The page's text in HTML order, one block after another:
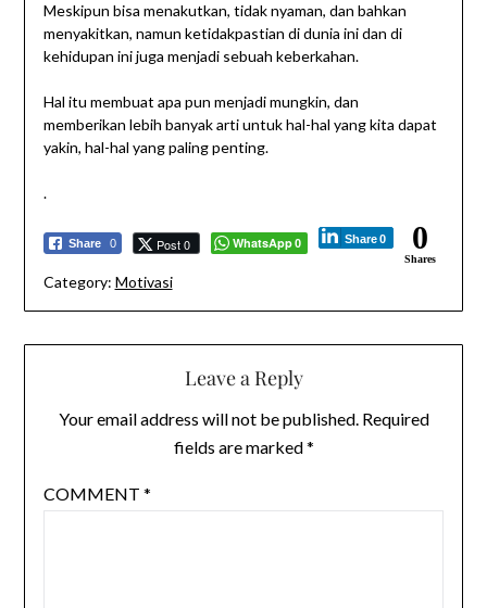
Meskipun bisa menakutkan, tidak nyaman, dan bahkan
menyakitkan, namun ketidakpastian di dunia ini dan di
kehidupan ini juga menjadi sebuah keberkahan.
Hal itu membuat apa pun menjadi mungkin, dan
memberikan lebih banyak arti untuk hal-hal yang kita dapat
yakin, hal-hal yang paling penting.
.
Share 0 Post 0 WhatsApp 0 Share 0 0
Shares
Category: Motivasi
Leave a Reply
Your email address will not be published. Required
fields are marked*
COMMENT *